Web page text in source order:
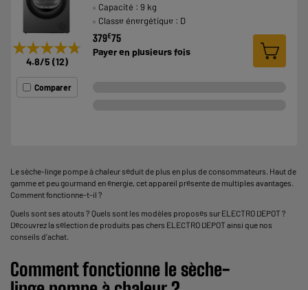
★★★★★
★★★★★
4.8/5 (12)
Comparer
Capacité : 9 kg
Classe énergétique : D
379€75
Payer enplusieurs fois
Le sèche-linge pompe à chaleur séduit de plus en plus de consommateurs. Haut de
gamme et peu gourmand en énergie, cet appareil présente de multiples avantages.
Comment fonctionne-t-il ?
Quels sont ses atouts ? Quels sont les modèles proposés sur ELECTRO DEPOT ?
Découvrez la sélection de produits pas chers ELECTRO DEPOT ainsi que nos
conseils d’achat.
Comment fonctionne le sèche-